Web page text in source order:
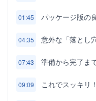
01:45 パッケージ版の
04:35 意外な「落とし
07:43 準備から完了ま
09:09 これでスッキリ